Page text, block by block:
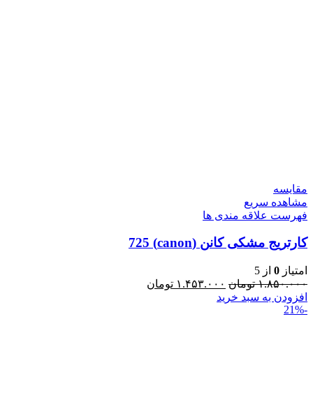
مقایسه
مشاهده سریع
فهرست علاقه مندی ها
کارتریج مشکی کانن (canon) 725
امتیاز 0 از 5
۱.۸۵۰.۰۰۰ تومان ۱.۴۵۳.۰۰۰ تومان
افزودن به سبد خرید
-21%